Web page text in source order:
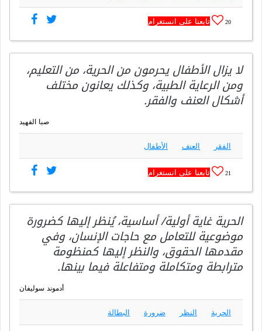
20 تابعنا على انستغرام
لا يزال الأطفال يحرمون من الحرية، من التعليم،
ومن الرعاية الطبية، وكذلك يعانون مختلف
أشكال العنف والفقر.
صبا الفهيد
الفقر العنف الأطفال
21 تابعنا على انستغرام
الحرية غاية أولية/ أساسية، يُنظر إليها كضرورة
موضوعية للتعامل مع حاجات الإنسان، وفي
مقدمها الحقوق، والنظر إليها كمنظومة
مترابطة ومتكاملة ومتفاعلة فيما بينها.
أدموند سوليفان
الحرية النظر ضرورة البطالة